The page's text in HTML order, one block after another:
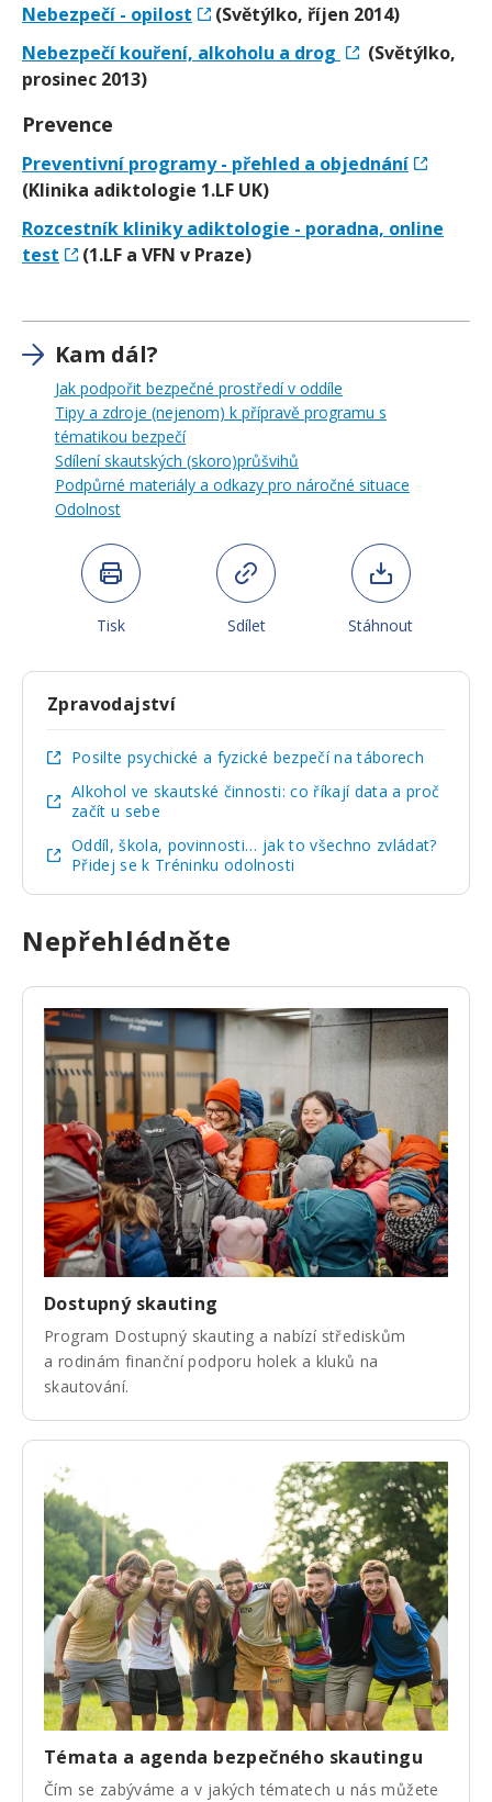
Nebezpečí - opilost
(Světýlko, říjen 2014)
Nebezpečí kouření, alkoholu a drog
(Světýlko,
prosinec 2013)
Prevence
Preventivní programy - přehled a objednání
(Klinika adiktologie 1.LF UK)
Rozcestník kliniky adiktologie - poradna, online
test
(1.LF a VFN v Praze)
Kam dál?
Jak podpořit bezpečné prostředí v oddíle
Tipy a zdroje (nejenom) k přípravě programu s
tématikou bezpečí
Sdílení skautských (skoro)průšvihů
Podpůrné materiály a odkazy pro náročné situace
Odolnost
Tisk Sdílet Stáhnout
Zpravodajství
Posilte psychické a fyzické bezpečí na táborech
Alkohol ve skautské činnosti: co říkají data a proč
začít u sebe
Oddíl, škola, povinnosti… jak to všechno zvládat?
Přidej se k Tréninku odolnosti
Nepřehlédněte
Dostupný skauting
Program Dostupný skauting a nabízí střediskům
a rodinám finanční podporu holek a kluků na
skautování.
Témata a agenda bezpečného skautingu
Čím se zabýváme a v jakých tématech u nás můžete